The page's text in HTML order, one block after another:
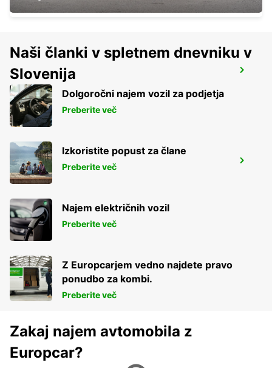
UNSEO STATION
INCHEON - KOREA(SOUTH)
INCHEON INT APT TERM 1 MEET GREET
INCHEON - KOREA(SOUTH)
Naši članki v spletnem dnevniku v
Slovenija
Dolgoročni najem vozil za podjetja
Preberite več
Izkoristite popust za člane
Preberite več
Najem električnih vozil
Preberite več
Z Europcarjem vedno najdete pravo
ponudbo za kombi.
Preberite več
Zakaj najem avtomobila z
Europcar?